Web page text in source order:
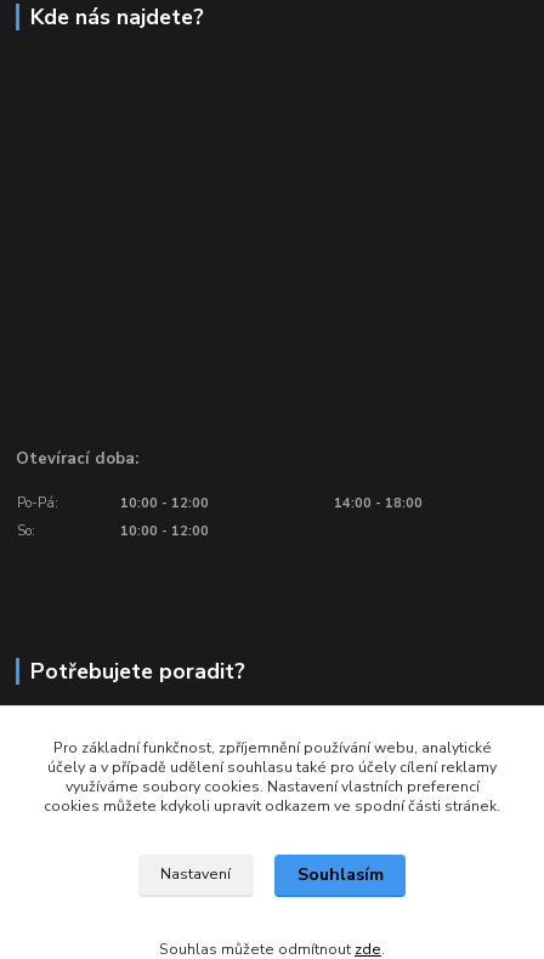
Kde nás najdete?
Otevírací doba:
Po-Pá: 10:00 - 12:00
14:00 - 18:00
So:
10:00 - 12:00
Potřebujete poradit?
Volejte: Po - Pá (10:00 - 18:00)
info@ragbyobchod.cz
Pro základní funkčnost, zpříjemnění používání webu, analytické
účely a v případě udělení souhlasu také pro účely cílení reklamy
využíváme soubory cookies. Nastavení vlastních preferencí
cookies můžete kdykoli upravit odkazem ve spodní části stránek.
Nastavení Souhlasím
Souhlas můžete odmítnout zde.